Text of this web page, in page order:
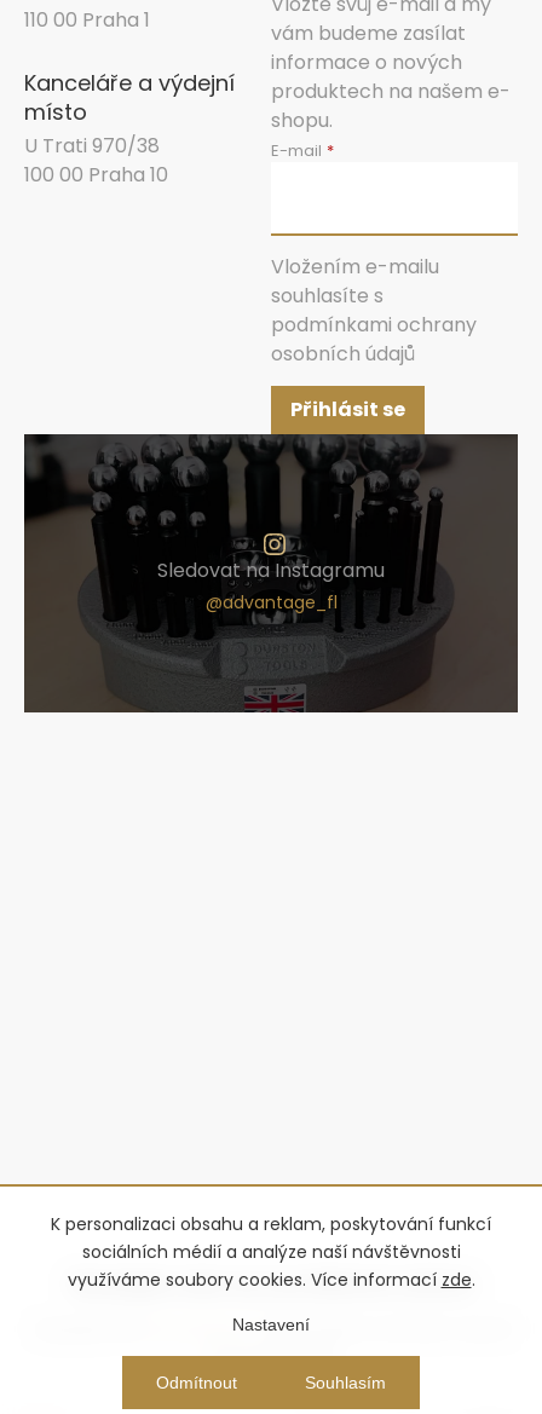
K personalizaci obsahu a reklam, poskytování funkcí
sociálních médií a analýze naší návštěvnosti
využíváme soubory cookies. Více informací zde.
Nastavení
Odmítnout Souhlasím
110 00 Praha 1
Kanceláře a výdejní
místo
U Trati 970/38
100 00 Praha 10
vám budeme zasílat
informace o nových
produktech na našem e-
shopu.
E-mail
Vložením e-mailu
souhlasíte s
podmínkami ochrany
osobních údajů
Přihlásit se
Sledovat na Instagramu
Vytvořil Shoptet Premium
Advantage-fl. Všechna práva vyhrazena.
nastavení cookies